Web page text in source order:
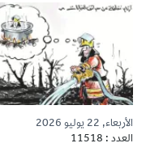
الأربعاء, 22 يوليو 2026
العدد : 11518